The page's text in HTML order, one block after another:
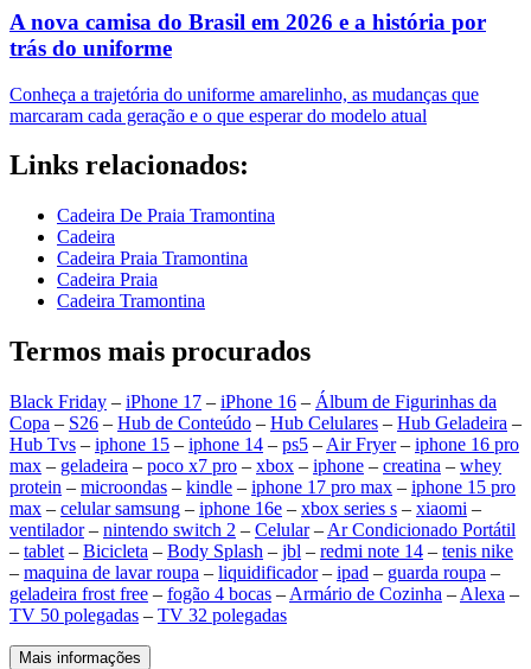
A nova camisa do Brasil em 2026 e a história por
trás do uniforme
Conheça a trajetória do uniforme amarelinho, as mudanças que
marcaram cada geração e o que esperar do modelo atual
Links relacionados:
Cadeira De Praia Tramontina
Cadeira
Cadeira Praia Tramontina
Cadeira Praia
Cadeira Tramontina
Termos mais procurados
Black Friday – iPhone 17 – iPhone 16 – Álbum de Figurinhas da
Copa – S26 – Hub de Conteúdo – Hub Celulares – Hub Geladeira –
Hub Tvs – iphone 15 – iphone 14 – ps5 – Air Fryer– iphone 16 pro
max – geladeira – poco x7 pro – xbox – iphone – creatina – whey
protein – microondas – kindle – iphone 17 pro max – iphone 15 pro
max – celular samsung – iphone 16e – xbox series s – xiaomi –
ventilador– nintendo switch 2 – Celular– Ar Condicionado Portátil
– tablet – Bicicleta – Body Splash – jbl – redmi note 14 – tenis nike
– maquina de lavar roupa – liquidificador– ipad – guarda roupa –
geladeira frost free – fogão 4 bocas – Armário de Cozinha – Alexa –
TV 50 polegadas – TV 32 polegadas
Mais informações